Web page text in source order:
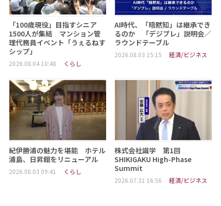
「100歳現役」目指すシニア
1500人が集結 マンション管
理代務員イベント「うぇるねす
シップ」
2026.08.04 10:48 くらし
AI時代、「暗黙知」は継承でき
るのか 「デジブレ」説明会／
ラウンドテーブル
2026.08.03 15:15 経済/ビジネス
紀伊勝浦の魅力を堪能 ホテル
浦島、日昇館をリニューアル
2026.08.03 09:41 くらし
株式会社識学 第1回
SHIKIGAKU High-Phase
Summit
2026.07.31 16:56 経済/ビジネス